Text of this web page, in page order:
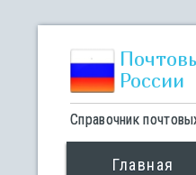
России
Справочник
Главная